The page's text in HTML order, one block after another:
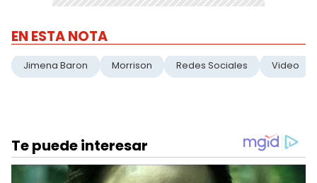
EN ESTA NOTA
Jimena Baron Morrison Redes Sociales Video